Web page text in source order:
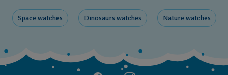
Space ​watches Dinosaurs ​watches Nature ​watches